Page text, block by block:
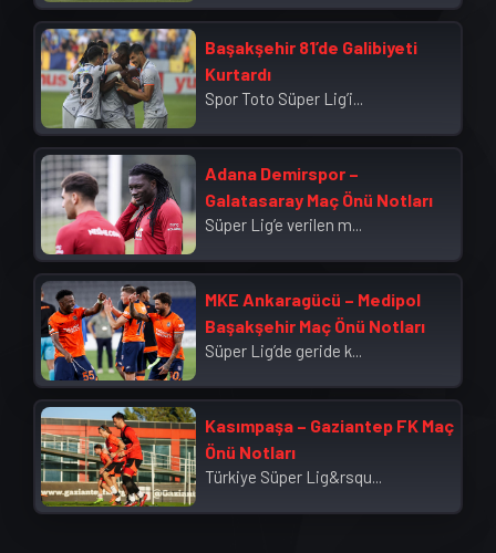
Başakşehir 81’de Galibiyeti
Kurtardı
Spor Toto Süper Lig’i...
Adana Demirspor –
Galatasaray Maç Önü Notları
Süper Lig’e verilen m...
MKE Ankaragücü – Medipol
Başakşehir Maç Önü Notları
Süper Lig’de geride k...
Kasımpaşa – Gaziantep FK Maç
Önü Notları
Türkiye Süper Lig&rsqu...